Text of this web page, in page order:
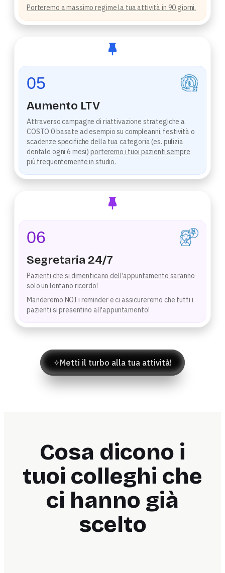
Porteremo a massimo regime la tua attività in 90 giorni.
05
Aumento LTV
Attraverso campagne di riattivazione strategiche a
COSTO 0 basate ad esempio su compleanni, festività o
scadenze specifiche della tua categoria (es. pulizia
dentale ogni 6 mesi)porteremo i tuoi pazienti sempre
più frequentemente in studio.
06
Segretaria 24/7
Pazienti che si dimenticano dell'appuntamento saranno
solo un lontano ricordo!
Manderemo NOI i reminder e ci assicureremo che tutti i
pazienti si presentino all'appuntamento!
✧Metti il turbo alla tua attività!
Cosa dicono i
tuoi colleghi che
ci hanno già
scelto